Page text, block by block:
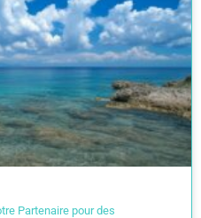
Partenaire pour des